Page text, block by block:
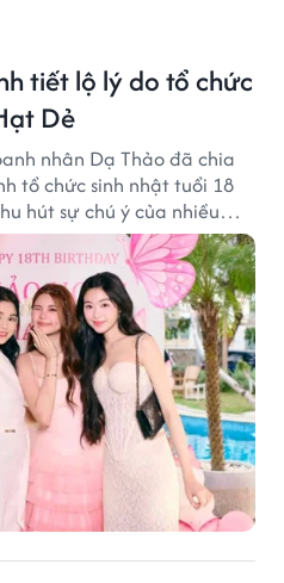
tiết lộ lý do tổ chức
Dẻ
nhân Dạ Thảo đã chia
tổ chức sinh nhật tuổi 18
hút sự chú ý của nhiều